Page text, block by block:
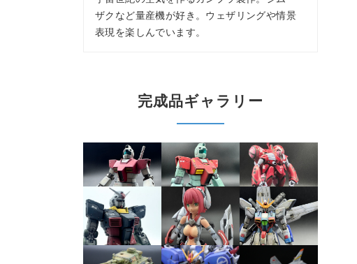
ザクなど量産機が好き。ウェザリングや情景
表現を楽しんでいます。
完成品ギャラリー